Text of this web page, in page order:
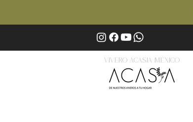
Vivero Acasia MÉxico